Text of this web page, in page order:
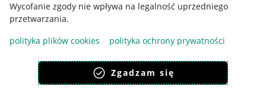
Wycofanie zgody nie wpływa na legalność uprzedniego
przetwarzania.
polityka plików cookies
polityka ochrony prywatności
Zgadzam się